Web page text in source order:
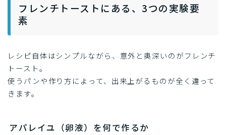
フレンチトーストにある、3つの実験要
素
レシピ自体はシンプルながら、意外と奥深いのがフレンチ
トースト。
使うパンや作り方によって、出来上がるものが全く違って
きます。
アパレイユ（卵液）を何で作るか